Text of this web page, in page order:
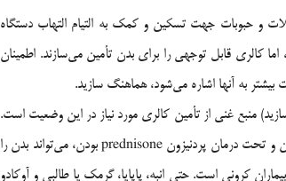
و حبوبات جهت تسکین و کمک به التیام التهاب دستگاه
کالری قابل توجهی را برای بدن تأمین می‌سازند. اطمینان
به آنها اشاره می‌شود، هماهنگ سازید.
سازید) منبع غنی از تأمین کالری مورد نیاز در این وضعیت است.
موز به آسانی جذب می‌شود و سرشار از پتاسیم می‌باشد. استفراغ کردن، اسهال داشتن و تحت درمان پردنیزون prednisone بودن، می‌تواند بدن را
کرونی است. حتی انبه، پاپایا، گرمک یا طالبی و آوکادو